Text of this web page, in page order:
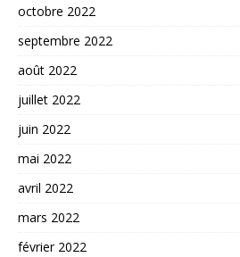
octobre 2022
septembre 2022
août 2022
juillet 2022
juin 2022
mai 2022
avril 2022
mars 2022
février 2022